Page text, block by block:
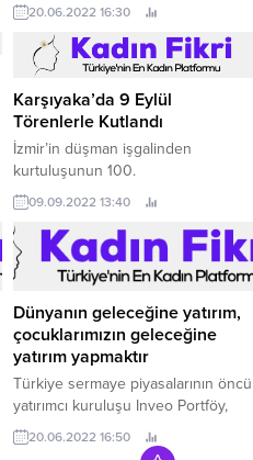
Kerimoğlu’nun sunduğu Uyanma
Vakti programında gündemi
değerlendirdi.
20.06.2022 16:30
Karşıyaka’da 9 Eylül
Törenlerle Kutlandı
İzmir’in düşman işgalinden
kurtuluşunun 100.
09.09.2022 13:40
Dünyanın geleceğine yatırım,
çocuklarımızın geleceğine
yatırım yapmaktır
Türkiye sermaye piyasalarının öncü
yatırımcı kuruluşu Inveo Portföy,
inovatif bakış açısıyla çeşitlendirdiği
yatırım fonu ailesine iki yatırım fonu
20.06.2022 16:50